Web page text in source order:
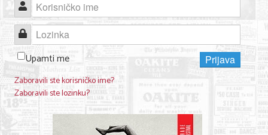
Korisničko ime
Lozinka
Upamti me
Prijava
Zaboravili ste korisničko ime?
Zaboravili ste lozinku?